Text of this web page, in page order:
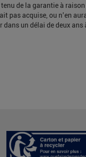
de la garantie à
pas acquise, ou n’en
un délai de deux ans